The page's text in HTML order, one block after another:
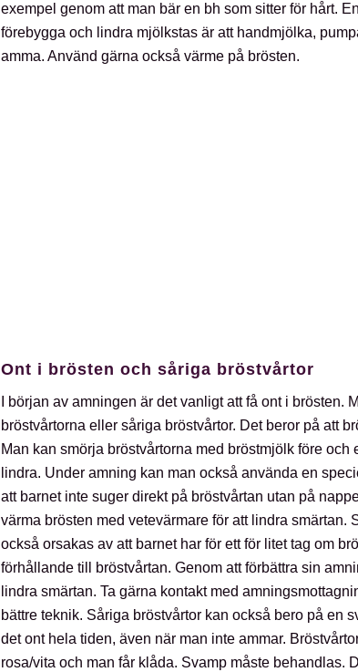
exempel genom att man bär en bh som sitter för hårt.
förebygga och lindra mjölkstas är att handmjölka,
amma. Använd gärna också värme på brösten.
Ont i brösten och såriga bröstvårtor
I början av amningen är det vanligt att få ont i brösten.
bröstvårtorna eller såriga bröstvårtor. Det beror på att
Man kan smörja bröstvårtorna med bröstmjölk före och
lindra. Under amning kan man också använda en
att barnet inte suger direkt på bröstvårtan utan på
värma brösten med vetevärmare för att lindra smärtan.
också orsakas av att barnet har för ett för litet tag om
förhållande till bröstvårtan. Genom att förbättra sin
lindra smärtan. Ta gärna kontakt med
bättre teknik. Såriga bröstvårtor kan också bero på en
det ont hela tiden, även när man inte ammar.
rosa/vita och man får klåda. Svamp måste behandlas.